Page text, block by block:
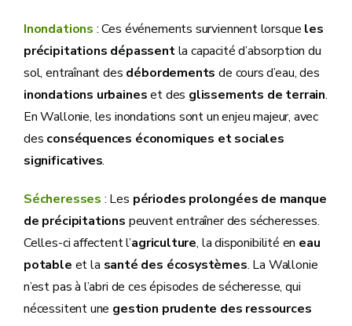
Inondations : Ces événements surviennent lorsque les
précipitations dépassentla capacité d’absorption du
sol, entraînant des débordementsde cours d’eau, des
inondations urbaineset des glissements de terrain.
En Wallonie, les inondations sont un enjeu majeur, avec
des conséquences économiques et sociales
significatives.
Sécheresses : Les périodes prolongées de manque
de précipitations peuvent entraîner des sécheresses.
Celles-ci affectent l’agriculture, la disponibilité en eau
potable et la santé des écosystèmes. La Wallonie
n’est pas à l’abri de ces épisodes de sécheresse, qui
nécessitent une gestion prudente des ressources